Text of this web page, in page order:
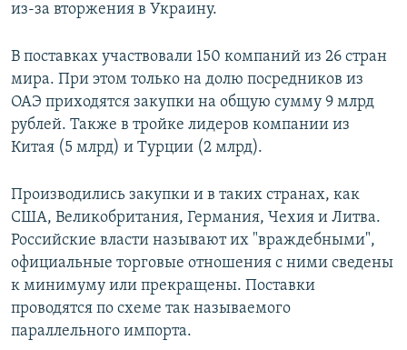
из-за вторжения в Украину.
В поставках участвовали 150 компаний из 26 стран
мира. При этом только на долю посредников из
ОАЭ приходятся закупки на общую сумму 9 млрд
рублей. Также в тройке лидеров компании из
Китая (5 млрд) и Турции (2 млрд).
Производились закупки и в таких странах, как
США, Великобритания, Германия, Чехия и Литва.
Российские власти называют их "враждебными",
официальные торговые отношения с ними сведены
к минимуму или прекращены. Поставки
проводятся по схеме так называемого
параллельного импорта.